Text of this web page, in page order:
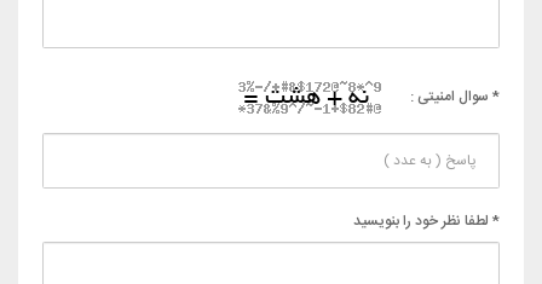
* سوال امنیتی :
* لطفا نظر خود را بنویسید